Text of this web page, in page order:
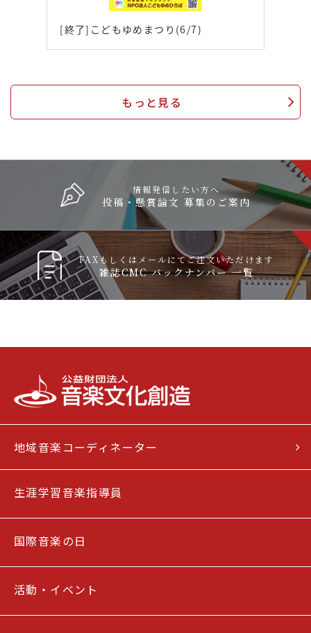
[終了]こどもゆめまつり(6/7)
もっと見る
情報発信したい方へ
投稿・懸賞論文 募集のご案内
FAXもしくはメールにてご注文いただけます
雑誌CMC バックナンバー 一覧
地域音楽コーディネーター
生涯学習音楽指導員
国際音楽の日
活動・イベント